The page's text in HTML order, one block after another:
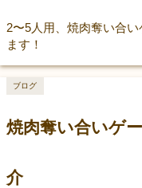
2〜5人用、焼肉奪い合
ます！
焼肉奪い合いゲ
介
ブログ